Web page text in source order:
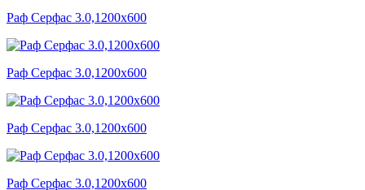
Раф Серфас 3.0,1200x600
Раф Серфас 3.0,1200x600
Раф Серфас 3.0,1200x600
Раф Серфас 3.0,1200x600